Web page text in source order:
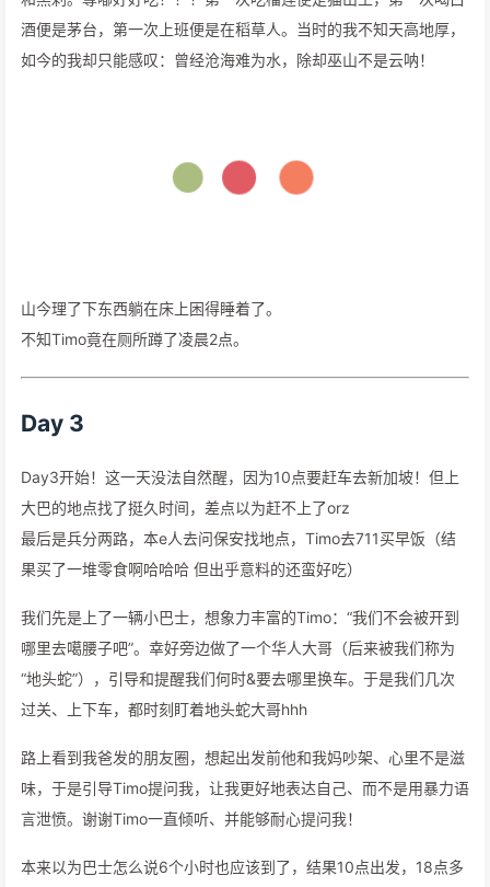
酒便是茅台，第一次上班便是在稻草人。当时的我不知天高地厚，
如今的我却只能感叹：曾经沧海难为水，除却巫山不是云呐！
山今理了下东西躺在床上困得睡着了。
不知Timo竟在厕所蹲了凌晨2点。
Day 3
Day3开始！这一天没法自然醒，因为10点要赶车去新加坡！但上
大巴的地点找了挺久时间，差点以为赶不上了orz
最后是兵分两路，本e人去问保安找地点，Timo去711买早饭（结
果买了一堆零食啊哈哈哈 但出乎意料的还蛮好吃）
我们先是上了一辆小巴士，想象力丰富的Timo：“我们不会被开到
哪里去噶腰子吧”。幸好旁边做了一个华人大哥（后来被我们称为
“地头蛇”），引导和提醒我们何时&要去哪里换车。于是我们几次
过关、上下车，都时刻盯着地头蛇大哥hhh
路上看到我爸发的朋友圈，想起出发前他和我妈吵架、心里不是滋
味，于是引导Timo提问我，让我更好地表达自己、而不是用暴力语
言泄愤。谢谢Timo一直倾听、并能够耐心提问我！
本来以为巴士怎么说6个小时也应该到了，结果10点出发，18点多